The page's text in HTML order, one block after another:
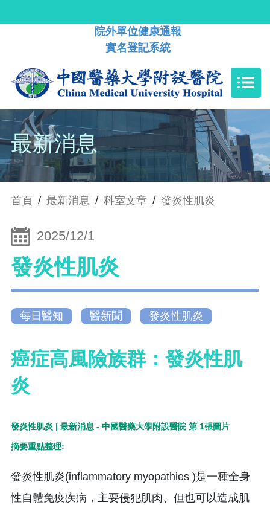
院外單位健康通報
實名登記系統
最新消息
首頁 / 最新消息 / 科室文章 / 發炎性肌炎
2025/12/1
發炎性肌炎
每日醫知 醫新聞 發炎性肌炎
癌症高風險族群：發炎性肌
炎
摘要重點整理:
發炎性肌炎(inflammatory myopathies )是一種全身
性自體免疫疾病，主要侵犯肌肉、但也可以造成肌